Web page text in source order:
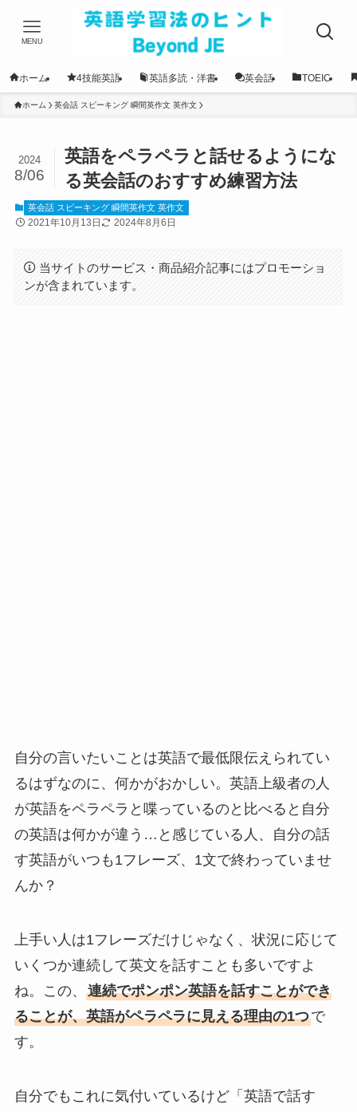
MENU
ホーム 4技能英語 英語多読・洋書 英会話 TOEIC
ホーム 英会話 スピーキング 瞬間英作文 英作文
英語をペラペラと話せるようにな
る英会話のおすすめ練習方法
2024
8/06
英会話 スピーキング 瞬間英作文 英作文
2021年10月13日 2024年8月6日
当サイトのサービス・商品紹介記事にはプロモーショ
ンが含まれています。
自分の言いたいことは英語で最低限伝えられてい
るはずなのに、何かがおかしい。英語上級者の人
が英語をペラペラと喋っているのと比べると自分
の英語は何かが違う…と感じている人、自分の話
す英語がいつも1フレーズ、1文で終わっていませ
んか？
上手い人は1フレーズだけじゃなく、状況に応じて
いくつか連続して英文を話すことも多いですよ
ね。この、 連続でポンポン英語を話すことができ
ることが、英語がペラペラに見える理由の1つで
す。
自分でもこれに気付いているけど「英語で話す